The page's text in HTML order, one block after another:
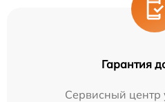
Гарантия
Сервисный центр